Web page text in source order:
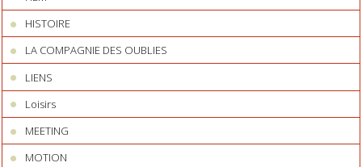
HISTOIRE
LA COMPAGNIE DES OUBLIES
LIENS
Loisirs
MEETING
MOTION